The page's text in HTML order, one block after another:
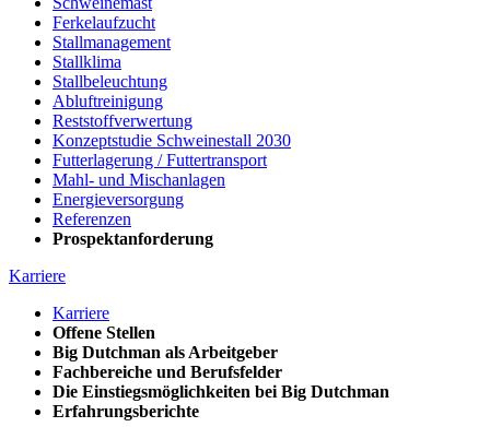
Ferkelaufzucht
Stallmanagement
Stallklima
Stallbeleuchtung
Abluftreinigung
Reststoffverwertung
Konzeptstudie Schweinestall 2030
Futterlagerung / Futtertransport
Mahl- und Mischanlagen
Energieversorgung
Referenzen
Prospektanforderung
Karriere
Karriere
Offene Stellen
Big Dutchman als Arbeitgeber
Fachbereiche und Berufsfelder
Die Einstiegsmöglichkeiten bei Big Dutchman
Erfahrungsberichte